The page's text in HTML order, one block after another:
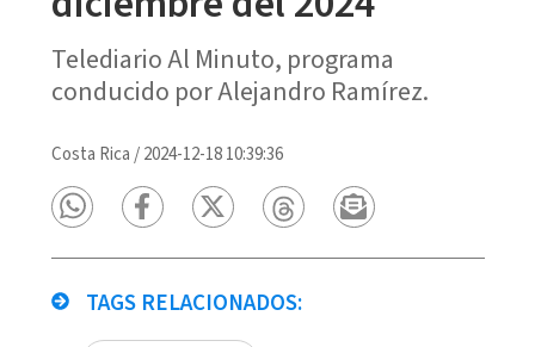
Telediario Al Minuto, programa
conducido por Alejandro Ramírez.
Costa Rica /2024-12-18 10:39:36
TAGS RELACIONADOS: